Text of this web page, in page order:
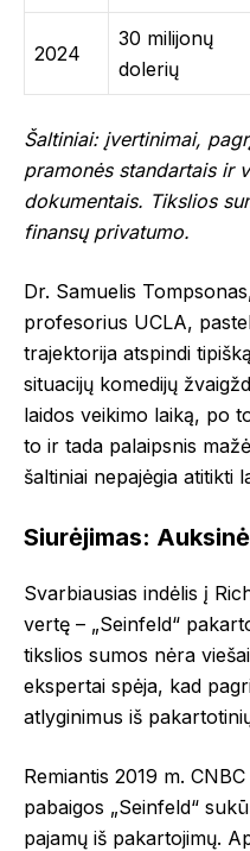
2024
30 milijonų
dolerių
Šaltiniai: įvertinimai,
pramonės standartais ir
dokumentais. Tikslios
finansų privatumo.
Dr. Samuelis
profesorius UCLA,
trajektorija atspindi
situacijų komedijų
laidos veikimo laiką, po
to ir tada palaipsnis
šaltiniai nepajėgia atitikti
Siurėjimas:
Svarbiausias indėlis į
vertę – „Seinfeld“
tikslios sumos nėra
ekspertai spėja, kad
atlyginimus iš
Remiantis 2019 m.
pabaigos „Seinfeld“
pajamų iš pakartojimų.